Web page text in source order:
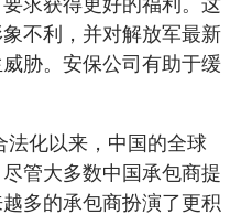
不利，并对解放军最新
胁。安保公司有助于缓
法化以来，中国的全球
管大多数中国承包商提
多的承包商扮演了更积